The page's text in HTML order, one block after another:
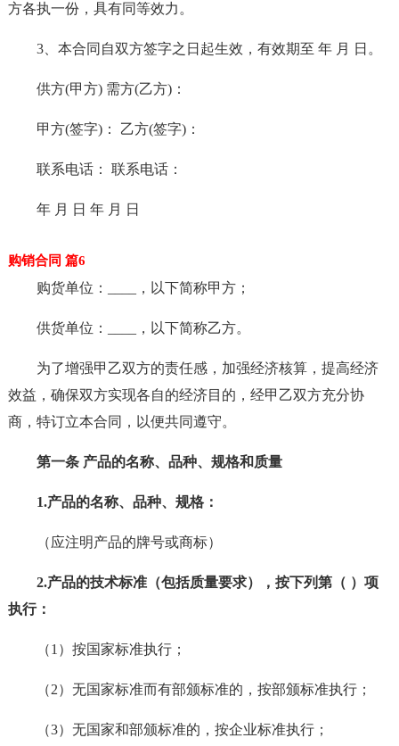
方各执一份，具有同等效力。
3、本合同自双方签字之日起生效，有效期至 年 月 日。
供方(甲方) 需方(乙方)：
甲方(签字)： 乙方(签字)：
联系电话： 联系电话：
年 月 日 年 月 日
购销合同 篇6
购货单位：____，以下简称甲方；
供货单位：____，以下简称乙方。
为了增强甲乙双方的责任感，加强经济核算，提高经济
效益，确保双方实现各自的经济目的，经甲乙双方充分协
商，特订立本合同，以便共同遵守。
第一条 产品的名称、品种、规格和质量
1.产品的名称、品种、规格：
（应注明产品的牌号或商标）
2.产品的技术标准（包括质量要求），按下列第（ ）项
执行：
（1）按国家标准执行；
（2）无国家标准而有部颁标准的，按部颁标准执行；
（3）无国家和部颁标准的，按企业标准执行；